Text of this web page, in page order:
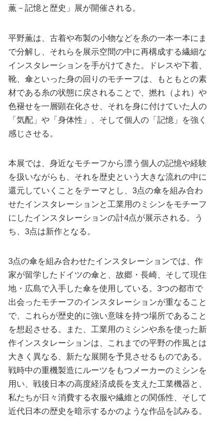
薫－記憶と歴史」展が開催される。
平野薫は、古着や布製の小物などを糸の一本一本にま
で分解し、それらを展示空間の中に再構成する繊細な
インスタレーションを手がけてきた。ドレスや下着、
靴、傘といった身の回りのモチーフは、もともとの素
材である糸の状態に戻されることで、撚れ（よれ）や
色褪せを一層顕在化させ、それを身に付けていた人の
「気配」や「身体性」、そして個人の「記憶」を強く
感じさせる。
本展では、身近なモチーフから漂う個人の記憶や経験
を扱いながらも、それを歴史という大きな流れの中に
還元していくことをテーマとし、3点の傘を組み合わ
せたインスタレーションと工業用のミシンをモチーフ
にしたインスタレーションの計4点が展示される。う
ち、3点は新作となる。
3点の傘を組み合わせたインスタレーションでは、作
家が留学したドイツの傘と、故郷・長崎、そして現住
地・広島で入手した傘を使用している。3つの都市で
出会ったモチーフのインスタレーションが重なること
で、これらが歴史的に強い意味を持つ場所であること
を想起させる。また、工業用のミシンや糸を使った新
作インスタレーションは、これまでの平野の作風とは
大きく異なる、新たな展開を予見させるものである。
戦時中の重機製造にルーツをもつメーカーのミシンを
用い、戦後日本の高度経済成長を支えた工業機器と、
私たちが日々消費する衣服や繊維との関係性、そして
近代日本の歴史を暗示するかのような作品を試みる。